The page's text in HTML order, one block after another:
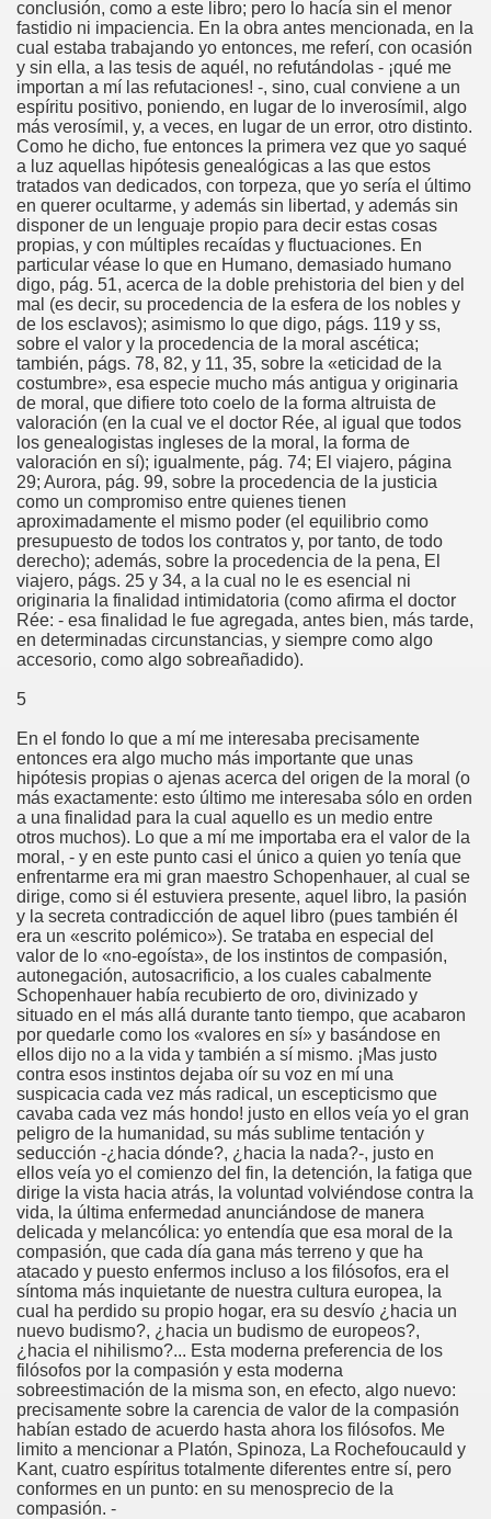
conclusión, como a este libro; pero lo hacía sin el menor
fastidio ni impaciencia. En la obra antes mencionada, en la
cual estaba trabajando yo entonces, me referí, con ocasión
y sin ella, a las tesis de aquél, no refutándolas - ¡qué me
importan a mí las refutaciones! -, sino, cual conviene a un
espíritu positivo, poniendo, en lugar de lo inverosímil, algo
más verosímil, y, a veces, en lugar de un error, otro distinto.
Como he dicho, fue entonces la primera vez que yo saqué
a luz aquellas hipótesis genealógicas a las que estos
tratados van dedicados, con torpeza, que yo sería el último
en querer ocultarme, y además sin libertad, y además sin
disponer de un lenguaje propio para decir estas cosas
propias, y con múltiples recaídas y fluctuaciones. En
particular véase lo que en Humano, demasiado humano
digo, pág. 51, acerca de la doble prehistoria del bien y del
mal (es decir, su procedencia de la esfera de los nobles y
de los esclavos); asimismo lo que digo, págs. 119 y ss,
sobre el valor y la procedencia de la moral ascética;
también, págs. 78, 82, y 11, 35, sobre la «eticidad de la
costumbre», esa especie mucho más antigua y originaria
de moral, que difiere toto coelo de la forma altruista de
valoración (en la cual ve el doctor Rée, al igual que todos
los genealogistas ingleses de la moral, la forma de
valoración en sí); igualmente, pág. 74; El viajero, página
29; Aurora, pág. 99, sobre la procedencia de la justicia
como un compromiso entre quienes tienen
aproximadamente el mismo poder (el equilibrio como
presupuesto de todos los contratos y, por tanto, de todo
derecho); además, sobre la procedencia de la pena, El
viajero, págs. 25 y 34, a la cual no le es esencial ni
originaria la finalidad intimidatoria (como afirma el doctor
Rée: - esa finalidad le fue agregada, antes bien, más tarde,
en determinadas circunstancias, y siempre como algo
accesorio, como algo sobreañadido).
5
En el fondo lo que a mí me interesaba precisamente
entonces era algo mucho más importante que unas
hipótesis propias o ajenas acerca del origen de la moral (o
más exactamente: esto último me interesaba sólo en orden
a una finalidad para la cual aquello es un medio entre
otros muchos). Lo que a mí me importaba era el valor de la
moral, - y en este punto casi el único a quien yo tenía que
enfrentarme era mi gran maestro Schopenhauer, al cual se
dirige, como si él estuviera presente, aquel libro, la pasión
y la secreta contradicción de aquel libro (pues también él
era un «escrito polémico»). Se trataba en especial del
valor de lo «no-egoísta», de los instintos de compasión,
autonegación, autosacrificio, a los cuales cabalmente
Schopenhauer había recubierto de oro, divinizado y
situado en el más allá durante tanto tiempo, que acabaron
por quedarle como los «valores en sí» y basándose en
ellos dijo no a la vida y también a sí mismo. ¡Mas justo
contra esos instintos dejaba oír su voz en mí una
suspicacia cada vez más radical, un escepticismo que
cavaba cada vez más hondo! justo en ellos veía yo el gran
peligro de la humanidad, su más sublime tentación y
seducción -¿hacia dónde?, ¿hacia la nada?-, justo en
ellos veía yo el comienzo del fin, la detención, la fatiga que
dirige la vista hacia atrás, la voluntad volviéndose contra la
vida, la última enfermedad anunciándose de manera
delicada y melancólica: yo entendía que esa moral de la
compasión, que cada día gana más terreno y que ha
atacado y puesto enfermos incluso a los filósofos, era el
síntoma más inquietante de nuestra cultura europea, la
cual ha perdido su propio hogar, era su desvío ¿hacia un
nuevo budismo?, ¿hacia un budismo de europeos?,
¿hacia el nihilismo?... Esta moderna preferencia de los
filósofos por la compasión y esta moderna
sobreestimación de la misma son, en efecto, algo nuevo:
precisamente sobre la carencia de valor de la compasión
habían estado de acuerdo hasta ahora los filósofos. Me
limito a mencionar a Platón, Spinoza, La Rochefoucauld y
Kant, cuatro espíritus totalmente diferentes entre sí, pero
conformes en un punto: en su menosprecio de la
compasión. -